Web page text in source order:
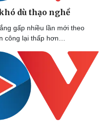
dù thạo nghề
gấp nhiều lần mới theo
công lại thấp hơn…